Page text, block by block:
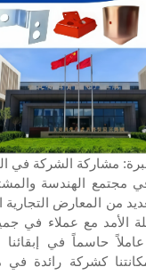
مشاركة الشركة في
مجتمع الهندسة
من المعارض التجارية
الأمد مع عملاء في
عاملاً حاسماً في
كشركة رائدة في